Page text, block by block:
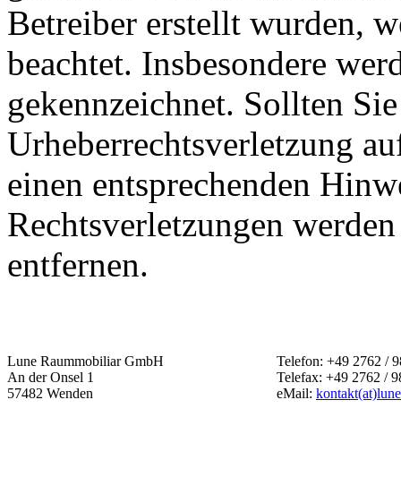
Betreiber erstellt wurden,
beachtet. Insbesondere
gekennzeichnet. Sollten
Urheberrechtsverletzung
einen entsprechenden
Rechtsverletzungen
entfernen.
Lune Raummobiliar GmbH
Telefon: +49 2762 /
An der Onsel 1
Telefax: +49 2762 /
57482 Wenden
eMail: